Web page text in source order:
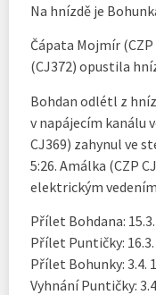
Na hnízdě je
Čápata Mojmír (CZP
(CJ372) opustila
Bohdan odlétl z
v napájecím kanálu
CJ369) zahynul ve
5:26. Amálka (CZP
elektrickým vedením
Přílet Bohdana: 15.3.
Přílet Puntičky: 16.3.
Přílet Bohunky: 3.4.
Vyhnání Puntičky: